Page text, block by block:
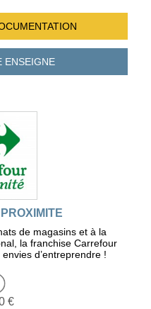
ENSEIGNE
de magasins et à la
la franchise Carrefour
d’entreprendre !
€